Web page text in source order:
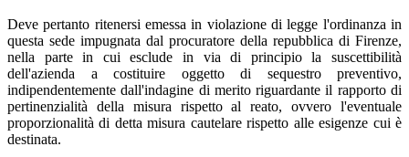
Deve pertanto ritenersi emessa in violazione di legge l'ordinanza in
questa sede impugnata dal procuratore della repubblica di Firenze,
nella parte in cui esclude in via di principio la suscettibilità
dell'azienda a costituire oggetto di sequestro preventivo,
indipendentemente dall'indagine di merito riguardante il rapporto di
pertinenzialità della misura rispetto al reato, ovvero l'eventuale
proporzionalità di detta misura cautelare rispetto alle esigenze cui è
destinata.